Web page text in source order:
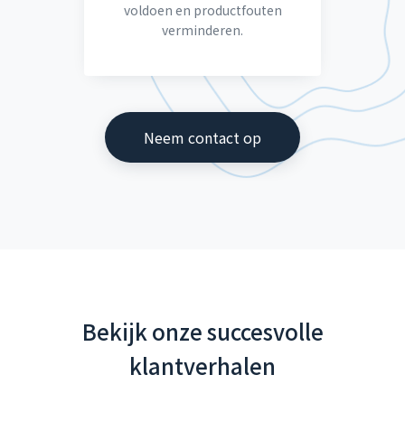
voldoen en productfouten
verminderen.
Neem contact op
Bekijk onze succesvolle
klantverhalen